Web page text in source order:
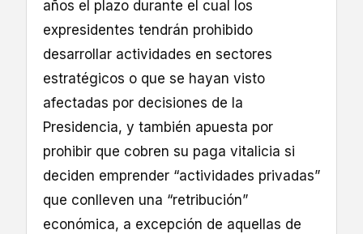
años el plazo durante el cual los
expresidentes tendrán prohibido
desarrollar actividades en sectores
estratégicos o que se hayan visto
afectadas por decisiones de la
Presidencia, y también apuesta por
prohibir que cobren su paga vitalicia si
deciden emprender “actividades privadas”
que conlleven una “retribución”
económica, a excepción de aquellas de